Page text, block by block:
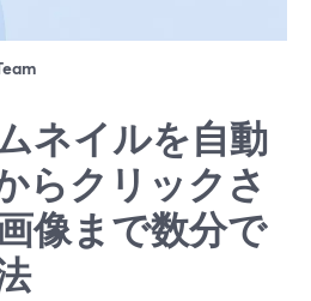
ネイルを自動
らクリックさ
像まで数分で